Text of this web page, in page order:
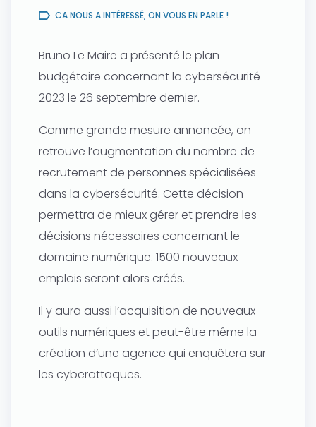
CA NOUS A INTÉRESSÉ, ON VOUS EN PARLE !
Bruno Le Maire a présenté le plan
budgétaire concernant la cybersécurité
2023 le 26 septembre dernier.
Comme grande mesure annoncée, on
retrouve l’augmentation du nombre de
recrutement de personnes spécialisées
dans la cybersécurité. Cette décision
permettra de mieux gérer et prendre les
décisions nécessaires concernant le
domaine numérique. 1500 nouveaux
emplois seront alors créés.
Il y aura aussi l’acquisition de nouveaux
outils numériques et peut-être même la
création d’une agence qui enquêtera sur
les cyberattaques.